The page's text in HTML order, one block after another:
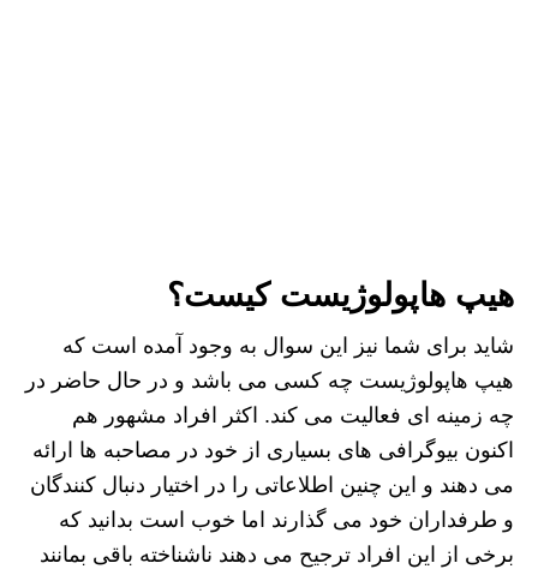
هیپ هاپولوژیست کیست؟
شاید برای شما نیز این سوال به وجود آمده است که
هیپ‌ هاپولوژیست چه کسی می باشد و در حال حاضر در
چه زمینه ای فعالیت می کند. اکثر افراد مشهور هم
اکنون بیوگرافی های بسیاری از خود در مصاحبه ها ارائه
می دهند و این چنین اطلاعاتی را در اختیار دنبال کنندگان
و طرفداران خود می گذارند اما خوب است بدانید که
برخی از این افراد ترجیح می‌ دهند ناشناخته باقی بمانند